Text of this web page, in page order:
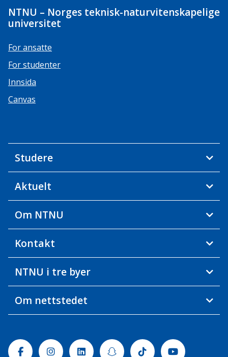
NTNU – Norges teknisk-naturvitenskapelige
universitet
For ansatte
For studenter
Innsida
Canvas
Studere
Aktuelt
Om NTNU
Kontakt
NTNU i tre byer
Om nettstedet
FacebookInstagramLinkedinSnapchatTiktok Youtube